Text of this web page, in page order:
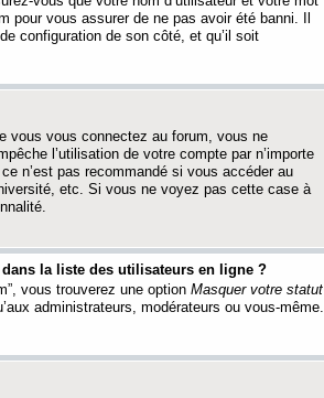
vous assurer de ne pas avoir été banni. Il
configuration de son côté, et qu’il soit
vous vous connectez au forum, vous ne
l’utilisation de votre compte par n’importe
n’est pas recommandé si vous accéder au
etc. Si vous ne voyez pas cette case à
la liste des utilisateurs en ligne ?
vous trouverez une option Masquer votre statut
administrateurs, modérateurs ou vous-même.